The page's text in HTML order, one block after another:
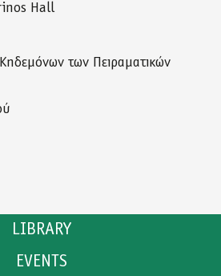
LIBRARY
CATALOGUE
EVENTS
Hall
των Πειραματικών